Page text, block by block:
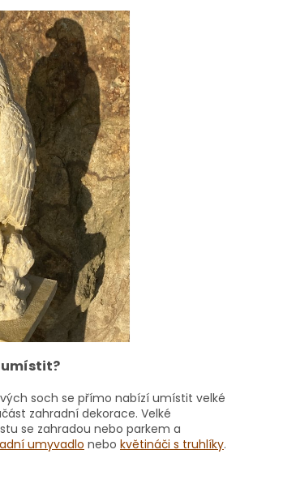
umístit?
soch se přímo nabízí umístit velké
zahradní dekorace. Velké
se zahradou nebo parkem a
umyvadlo nebo květináči s truhlíky.